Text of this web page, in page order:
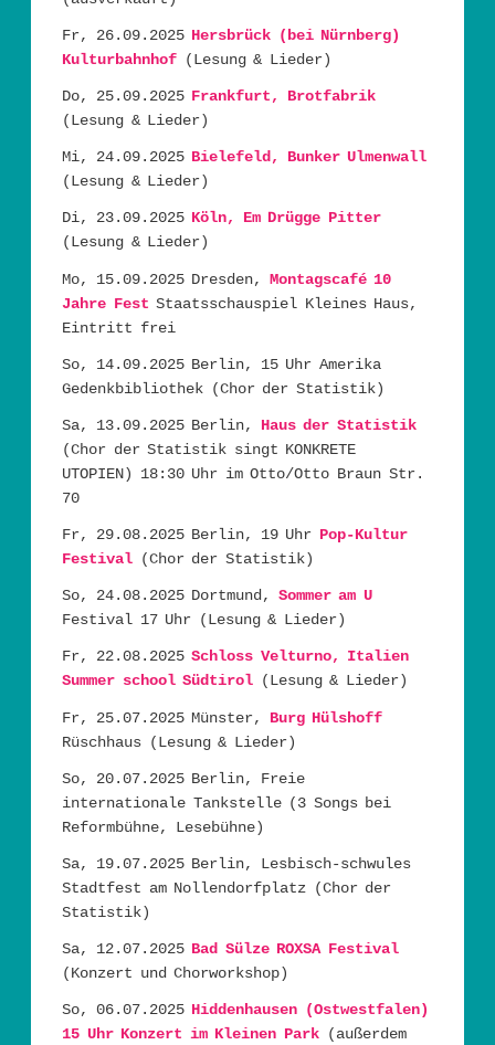
Fr, 26.09.2025 Hersbrück (bei Nürnberg)
Kulturbahnhof (Lesung & Lieder)
Do, 25.09.2025 Frankfurt, Brotfabrik
(Lesung & Lieder)
Mi, 24.09.2025 Bielefeld, Bunker Ulmenwall
(Lesung & Lieder)
Di, 23.09.2025 Köln, Em Drügge Pitter
(Lesung & Lieder)
Mo, 15.09.2025 Dresden, Montagscafé 10
Jahre Fest Staatsschauspiel Kleines Haus,
Eintritt frei
So, 14.09.2025 Berlin, 15 Uhr Amerika
Gedenkbibliothek (Chor der Statistik)
Sa, 13.09.2025 Berlin, Haus der Statistik
(Chor der Statistik singt KONKRETE
UTOPIEN) 18:30 Uhr im Otto/Otto Braun Str.
70
Fr, 29.08.2025 Berlin, 19 Uhr Pop-Kultur
Festival (Chor der Statistik)
So, 24.08.2025 Dortmund, Sommer am U
Festival 17 Uhr (Lesung & Lieder)
Fr, 22.08.2025Schloss Velturno, Italien
Summer school Südtirol (Lesung & Lieder)
Fr, 25.07.2025 Münster, Burg Hülshoff
Rüschhaus (Lesung & Lieder)
So, 20.07.2025 Berlin, Freie
internationale Tankstelle (3 Songs bei
Reformbühne, Lesebühne)
Sa, 19.07.2025 Berlin, Lesbisch-schwules
Stadtfest am Nollendorfplatz (Chor der
Statistik)
Sa, 12.07.2025 Bad Sülze ROXSA Festival
(Konzert und Chorworkshop)
So, 06.07.2025 Hiddenhausen (Ostwestfalen)
15 Uhr Konzert im Kleinen Park (außerdem